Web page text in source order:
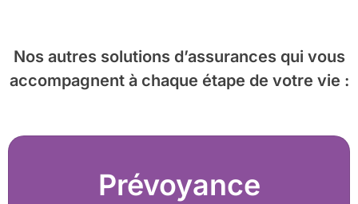
Nos autres solutions d’assurances qui vous
accompagnent à chaque étape de votre vie :
Prévoyance